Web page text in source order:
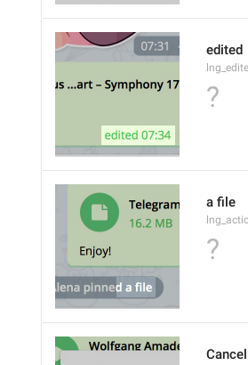
edited
?
a file
?